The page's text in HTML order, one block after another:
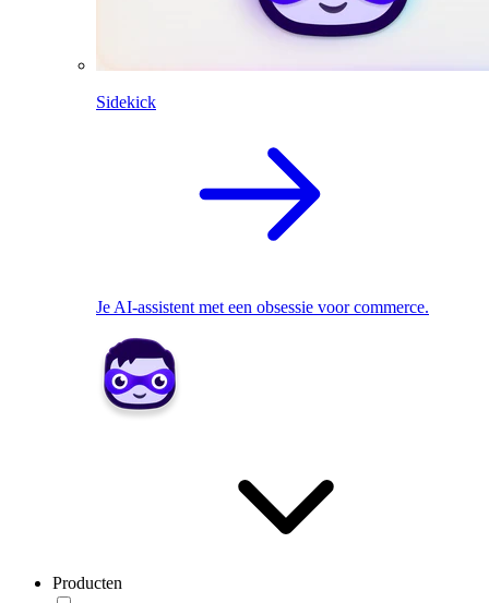
Sidekick
Je AI-assistent met een obsessie voor commerce.
Producten